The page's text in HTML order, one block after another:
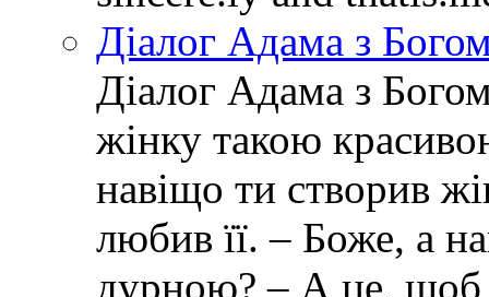
Діалог Адама з
Діалог Адама з
жінку такою
навіщо ти створив
любив її. – Боже, а
дурною? – А це, щоб